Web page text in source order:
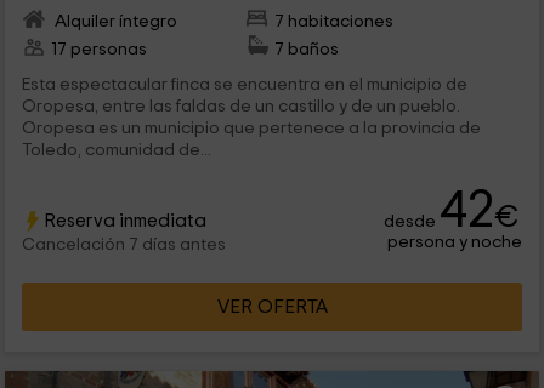
Alquiler íntegro
7 habitaciones
17 personas
7 baños
Esta espectacular finca se encuentra en el municipio de
Oropesa, entre las faldas de un castillo y de un pueblo.
Oropesa es un municipio que pertenece a la provincia de
Toledo, comunidad de...
Reserva inmediata
Cancelación 7 días antes
desde 42€
persona y noche
VER OFERTA